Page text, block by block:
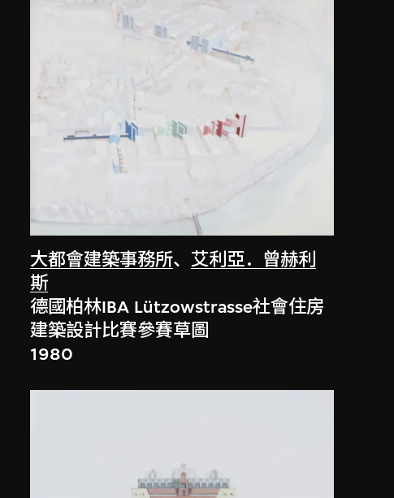
大都會建築事務所、艾利亞．曾赫利
斯
德國柏林IBA Lützowstrasse社會住房
建築設計比賽參賽草圖
1980